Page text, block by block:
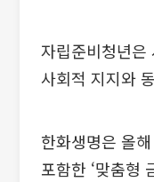
자립준비청년은
사회적 지지와
한화생명은 올
포함한 ‘맞춤형